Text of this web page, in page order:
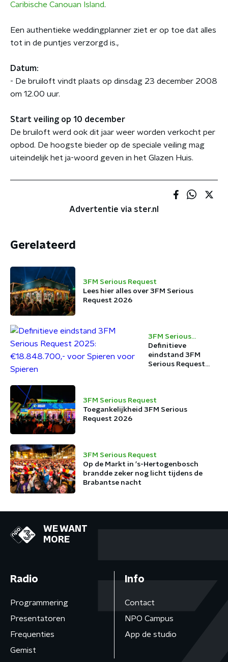
Caribische Canouan Island.
Een authentieke weddingplanner ziet er op toe dat alles
tot in de puntjes verzorgd is.,
Datum:
- De bruiloft vindt plaats op dinsdag 23 december 2008
om 12.00 uur.
Start veiling op 10 december
De bruiloft werd ook dit jaar weer worden verkocht per
opbod. De hoogste bieder op de speciale veiling mag
uiteindelijk het ja-woord geven in het Glazen Huis.
Advertentie via ster.nl
Gerelateerd
3FM Serious Request
Lees hier alles over 3FM Serious
Request 2026
3FM Serious
Request
Definitieve
eindstand 3FM
Serious Request
Spieren
3FM Serious Request
Toegankelijkheid 3FM Serious
Request 2026
3FM Serious Request
Op de Markt in 's-Hertogenbosch
brandde zeker nog licht tijdens de
Brabantse nacht
WE WANT
MORE
Radio
Programmering
Presentatoren
Frequenties
Gemist
Info
Contact
NPO Campus
App de studio